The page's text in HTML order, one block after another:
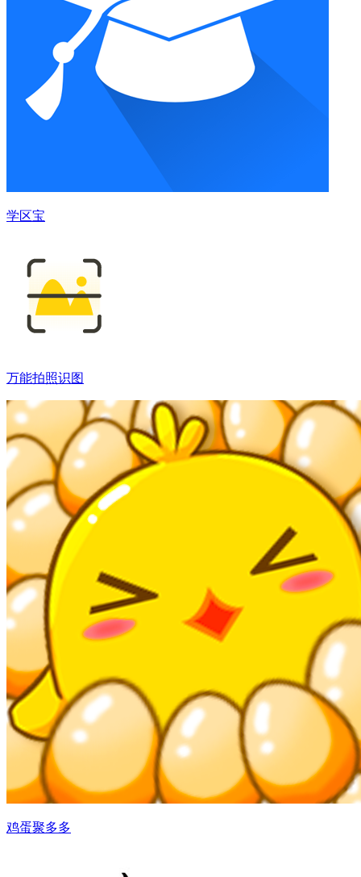
学区宝
万能拍照识图
鸡蛋聚多多